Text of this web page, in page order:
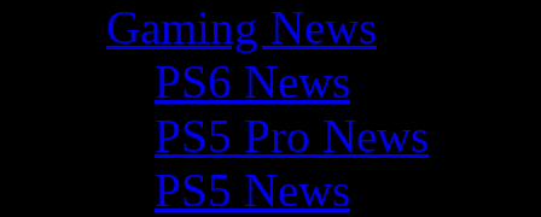
Gaming News
PS6 News
PS5 Pro News
PS5 News